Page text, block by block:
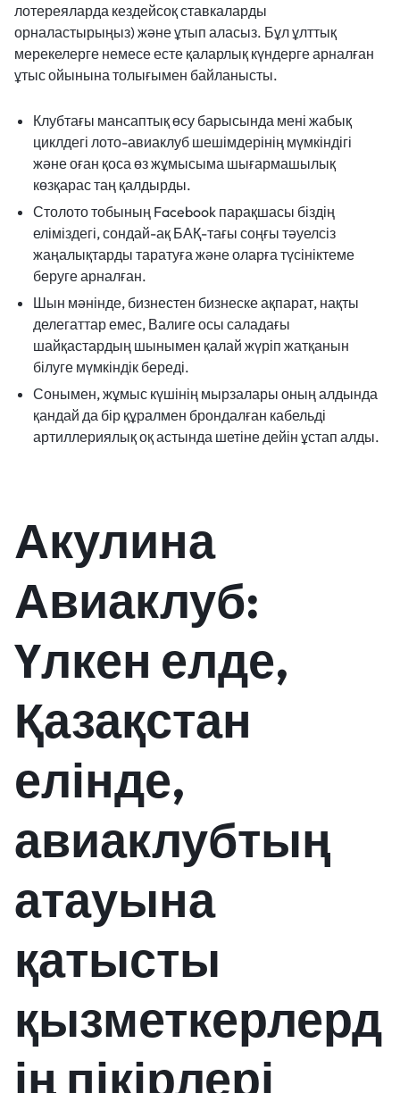
лотереяларда кездейсоқ ставкаларды
орналастырыңыз) және ұтып аласыз. Бұл ұлттық
мерекелерге немесе есте қаларлық күндерге арналған
ұтыс ойынына толығымен байланысты.
Клубтағы мансаптық өсу барысында мені жабық
циклдегі лото-авиаклуб шешімдерінің мүмкіндігі
және оған қоса өз жұмысыма шығармашылық
көзқарас таң қалдырды.
Столото тобының Facebook парақшасы біздің
еліміздегі, сондай-ақ БАҚ-тағы соңғы тәуелсіз
жаңалықтарды таратуға және оларға түсініктеме
беруге арналған.
Шын мәнінде, бизнестен бизнеске ақпарат, нақты
делегаттар емес, Валиге осы саладағы
шайқастардың шынымен қалай жүріп жатқанын
білуге ​​мүмкіндік береді.
Сонымен, жұмыс күшінің мырзалары оның алдында
қандай да бір құралмен брондалған кабельді
артиллериялық оқ астында шетіне дейін ұстап алды.
Акулина
Авиаклуб:
Үлкен елде,
Қазақстан
елінде,
авиаклубтың
атауына
қатысты
қызметкерлерд
ің пікірлері